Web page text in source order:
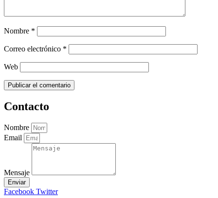
Nombre *
Correo electrónico *
Web
Contacto
Nombre
Email
Mensaje
Enviar
Facebook Twitter